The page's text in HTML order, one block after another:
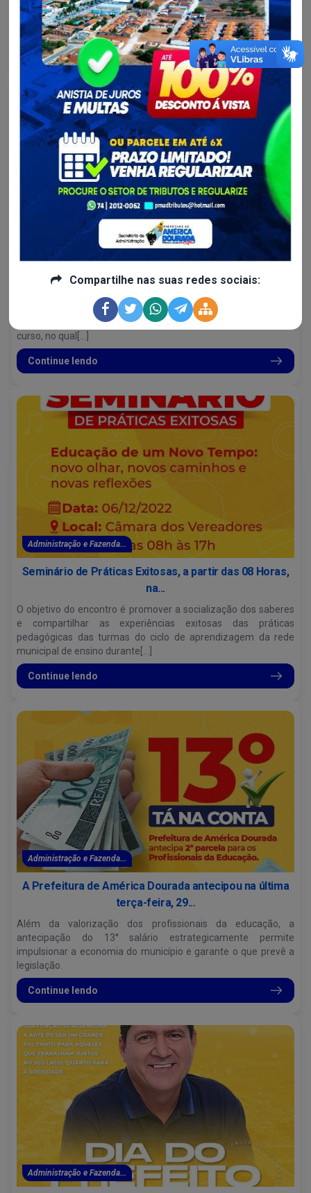
Compartilhe nas suas redes sociais:
de América Dourada foram pagos com o reajuste de 14,95%,
conforme previsão legal da Lei Federal 11.738/2008.
Continue lendo
Administração e Fazenda...
Prefeitura de América Dourada tem contas públicas do
Exercício de...
Nesta quinta-feira, 02 de fevereiro de 2023, Conselheiros do
Tribunal de Contas dos Municípios do Estado da Bahia
(TCM/BA) realizaram a primeira sessão plenária do ano em
curso, no qual[...]
Continue lendo
Administração e Fazenda...
Seminário de Práticas Exitosas, a partir das 08 Horas,
na...
O objetivo do encontro é promover a socialização dos saberes
e compartilhar as experiências exitosas das práticas
pedagógicas das turmas do ciclo de aprendizagem da rede
municipal de ensino durante[...]
Continue lendo
Administração e Fazenda...
A Prefeitura de América Dourada antecipou na última
terça-feira, 29...
Além da valorização dos profissionais da educação, a
antecipação do 13° salário estrategicamente permite
impulsionar a economia do município e garante o que prevê a
legislação.
Continue lendo
Administração e Fazenda...